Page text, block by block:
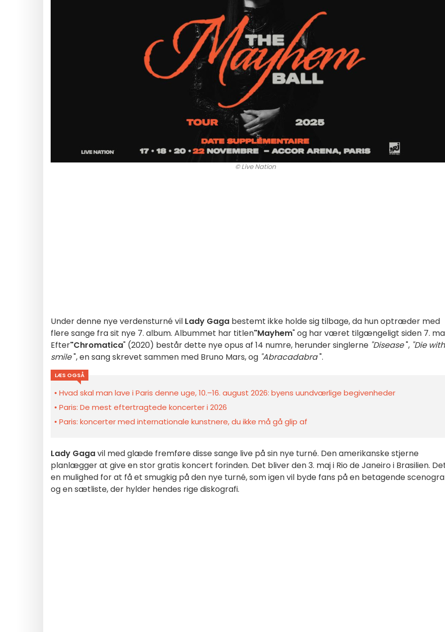
© Live Nation
Under denne nye verdensturné vil Lady Gaga bestemt ikke holde sig tilbage, da hun optræder med
flere sange fra sit nye 7. album. Albummet har titlen"Mayhem" og har været tilgængeligt siden 7.
Efter"Chromatica" (2020) består dette nye opus af 14 numre, herunder singlerne "Disease", "Die
smile", en sang skrevet sammen med Bruno Mars, og "Abracadabra".
LÆS OGSÅ
Hvad skal man lave i Paris denne uge, 10.–16. august 2026: byens uundværlige begivenheder
Paris: De mest eftertragtede koncerter i 2026
Paris: koncerter med internationale kunstnere, du ikke må gå glip af
Lady Gagavil med glæde fremføre disse sange live på sin nye turné. Den amerikanske stjerne
planlægger at give en stor gratis koncert forinden. Det bliver den 3. maj i Rio de Janeiro i Brasilien.
en mulighed for at få et smugkig på den nye turné, som igen vil byde fans på en betagende
og en sætliste, der hylder hendes rige diskografi.